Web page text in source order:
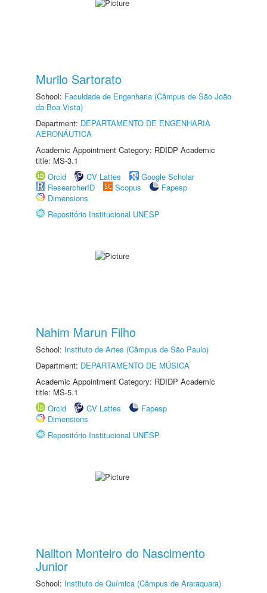
Murilo Sartorato
School: Faculdade de Engenharia (Câmpus de São João
da Boa Vista)
Department: DEPARTAMENTO DE ENGENHARIA
AERONÁUTICA
Academic Appointment Category: RDIDP Academic
title: MS-3.1
Orcid
CV Lattes
Google Scholar
ResearcherID
Scopus
Fapesp
Dimensions
Repositório Institucional UNESP
Nahim Marun Filho
School: Instituto de Artes (Câmpus de São Paulo)
Department: DEPARTAMENTO DE MÚSICA
Academic Appointment Category: RDIDP Academic
title: MS-5.1
Orcid
CV Lattes
Fapesp
Dimensions
Repositório Institucional UNESP
Nailton Monteiro do Nascimento
Junior
School: Instituto de Química (Câmpus de Araraquara)